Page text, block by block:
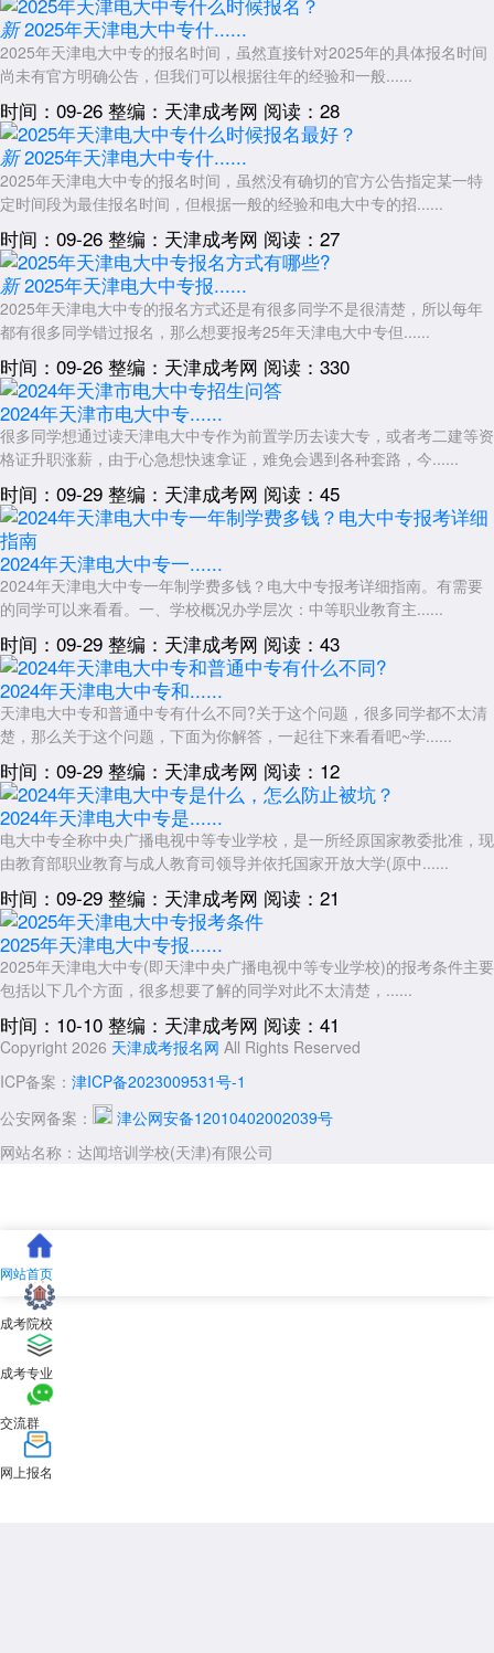
技能高考或对口升学：天津电大中专学习内容与中职对口升学考试大
纲不完全一致，建议选择普通高考而非职教高考。
部分省份不接受成人中专报考普通高考：虽然天津及绝大多数省份接
受，但外地户籍考生需提前向户籍地招办确认。
五、常见问题解答
问：在读期间(未毕业)可以报名高考吗?
全日制中职在校生。天津电大中专为成人学制，无“应届”概念，建议毕业
后凭毕业证报考。
问：电大中专毕业后参加高考，能考上全日制大学吗?
答：可以。只要分数达到录取线，就能被普通全日制本、专科高校录
取，入学后与其他大学生完全一样。
2026年天津电大中专可以参加高考吗的最终确认，最权威的依据是
2025年10月至11月发布的2026年天津市普通高考报名工作通知(适用于
2026年6月高考)。建议有意向的考生先确保取得电大中专毕业证，同时
密切关注天津招考资讯网的相关政策。如户籍在外地，请尽早咨询户籍地
教育考试院。总的来说，学历门槛没问题，户籍是决定性因素。
展开全文
新 2025年天津电大中专什......
2025年天津电大中专的报名时间，虽然直接针对2025年的具体报名时间
尚未有官方明确公告，但我们可以根据往年的经验和一般......
时间：09-26 整编：天津成考网 阅读：28
新 2025年天津电大中专什......
2025年天津电大中专的报名时间，虽然没有确切的官方公告指定某一特
定时间段为最佳报名时间，但根据一般的经验和电大中专的招......
时间：09-26 整编：天津成考网 阅读：27
新 2025年天津电大中专报......
2025年天津电大中专的报名方式还是有很多同学不是很清楚，所以每年
都有很多同学错过报名，那么想要报考25年天津电大中专但......
时间：09-26 整编：天津成考网 阅读：330
2024年天津市电大中专......
很多同学想通过读天津电大中专作为前置学历去读大专，或者考二建等资
格证升职涨薪，由于心急想快速拿证，难免会遇到各种套路，今......
时间：09-29 整编：天津成考网 阅读：45
2024年天津电大中专一......
2024年天津电大中专一年制学费多钱？电大中专报考详细指南。有需要
的同学可以来看看。一、学校概况办学层次：中等职业教育主......
时间：09-29 整编：天津成考网 阅读：43
2024年天津电大中专和......
天津电大中专和普通中专有什么不同?关于这个问题，很多同学都不太清
楚，那么关于这个问题，下面为你解答，一起往下来看看吧~学......
时间：09-29 整编：天津成考网 阅读：12
2024年天津电大中专是......
电大中专全称中央广播电视中等专业学校，是一所经原国家教委批准，现
由教育部职业教育与成人教育司领导并依托国家开放大学(原中......
时间：09-29 整编：天津成考网 阅读：21
2025年天津电大中专报......
2025年天津电大中专(即天津中央广播电视中等专业学校)的报考条件主要
包括以下几个方面，很多想要了解的同学对此不太清楚，......
时间：10-10 整编：天津成考网 阅读：41
Copyright 2026 天津成考报名网 All Rights Reserved
ICP备案： 津ICP备2023009531号-1
公安网备案：
津公网安备12010402002039号
网站名称：达闻培训学校(天津)有限公司
网站首页
成考院校
成考专业
交流群
网上报名